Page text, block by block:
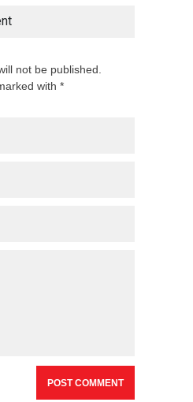
not be published.
with *